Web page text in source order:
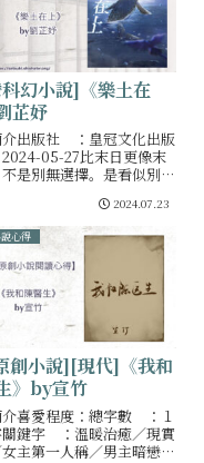
幻小說]《樂土在
芷妤
介出版社 ：皇冠文化出版
2024-05-27比末日更像末
是別無選擇。是看似別無
無選擇到來前，就先放棄了
。五個故事，關於一個謊
島，
2024.07.23
心得
創小說][現代]《我和
》by宣竹
喜愛程度：總字數 ：１
關鍵字 ：溫暖治癒／現實
主第一人稱／男主暗戀女